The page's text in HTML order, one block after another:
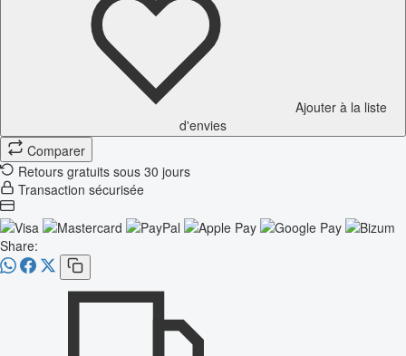
Ajouter à la liste
d'envies
Comparer
Retours gratuits sous 30 jours
Transaction sécurisée
Share: